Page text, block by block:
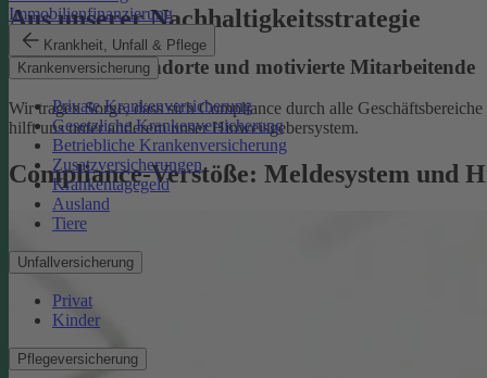
Immobilienfinanzierung
Krankheit, Unfall & Pflege
Krankenversicherung
Private Krankenversicherung
Gesetzliche Krankenversicherung
Betriebliche Krankenversicherung
Zusatzversicherungen
Krankentagegeld
Ausland
Tiere
Unfallversicherung
Privat
Kinder
Pflegeversicherung
Aus unserer Nachhaltigkeitsstrategie
Nachhaltige Standorte und motivierte Mitarbeitende
Wir tragen Sorge, dass sich Compliance durch alle
hilft uns unter anderem unser Hinweisgebersystem.
Compliance-Verstöße: Meldesystem und